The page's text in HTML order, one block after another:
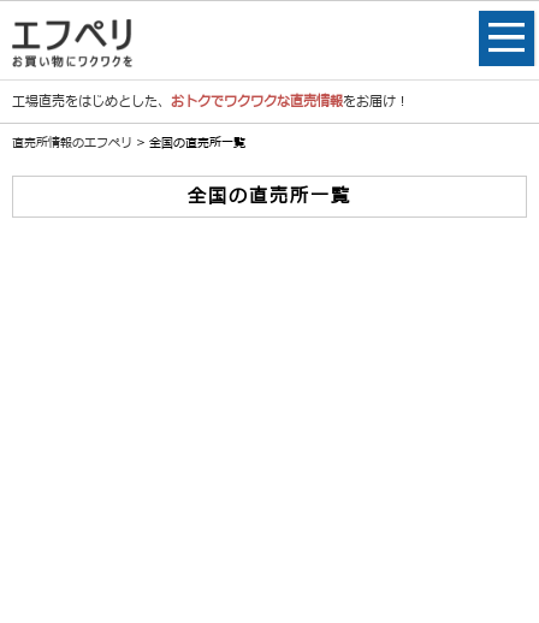
工場直売をはじめとした、 おトクでワクワクな直売情報をお届け！
直売所情報のエフペリ > 全国の直売所一覧
全国の直売所一覧